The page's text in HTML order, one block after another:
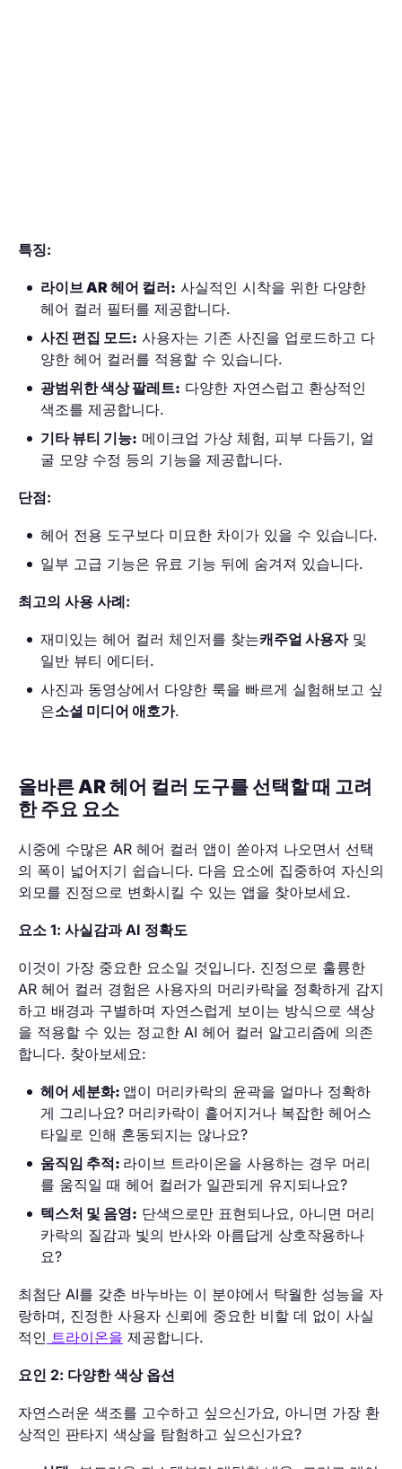
특징:
라이브 AR 헤어 컬러: 사실적인 시착을 위한 다양한
헤어 컬러 필터를 제공합니다.
사진 편집 모드: 사용자는 기존 사진을 업로드하고 다
양한 헤어 컬러를 적용할 수 있습니다.
광범위한 색상 팔레트: 다양한 자연스럽고 환상적인
색조를 제공합니다.
기타 뷰티 기능: 메이크업 가상 체험, 피부 다듬기, 얼
굴 모양 수정 등의 기능을 제공합니다.
단점:
헤어 전용 도구보다 미묘한 차이가 있을 수 있습니다.
일부 고급 기능은 유료 기능 뒤에 숨겨져 있습니다.
최고의 사용 사례:
재미있는 헤어 컬러 체인저를 찾는캐주얼 사용자및
일반 뷰티 에디터.
사진과 동영상에서 다양한 룩을 빠르게 실험해보고 싶
은소셜 미디어 애호가.
올바른 AR 헤어 컬러 도구를 선택할 때 고려
한 주요 요소
시중에 수많은 AR 헤어 컬러 앱이 쏟아져 나오면서 선택
의 폭이 넓어지기 쉽습니다. 다음 요소에 집중하여 자신의
외모를 진정으로 변화시킬 수 있는 앱을 찾아보세요.
요소 1: 사실감과 AI 정확도
이것이 가장 중요한 요소일 것입니다. 진정으로 훌륭한
AR 헤어 컬러 경험은 사용자의 머리카락을 정확하게 감지
하고 배경과 구별하며 자연스럽게 보이는 방식으로 색상
을 적용할 수 있는 정교한 AI 헤어 컬러 알고리즘에 의존
합니다. 찾아보세요:
헤어 세분화: 앱이 머리카락의 윤곽을 얼마나 정확하
게 그리나요? 머리카락이 흩어지거나 복잡한 헤어스
타일로 인해 혼동되지는 않나요?
움직임 추적: 라이브 트라이온을 사용하는 경우 머리
를 움직일 때 헤어 컬러가 일관되게 유지되나요?
텍스처 및 음영: 단색으로만 표현되나요, 아니면 머리
카락의 질감과 빛의 반사와 아름답게 상호작용하나
요?
최첨단 AI를 갖춘 바누바는 이 분야에서 탁월한 성능을 자
랑하며, 진정한 사용자 신뢰에 중요한 비할 데 없이 사실
적인 트라이온을 제공합니다.
요인 2: 다양한 색상 옵션
자연스러운 색조를 고수하고 싶으신가요, 아니면 가장 환
상적인 판타지 색상을 탐험하고 싶으신가요?